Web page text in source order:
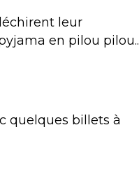
leur
en pilou pilou..
quelques billets à